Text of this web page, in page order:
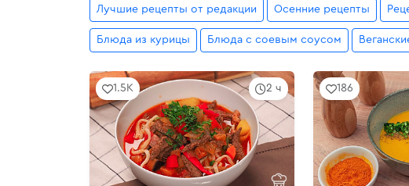
Лучшие рецепты от редакции Осенние рецепты
Блюда из курицы Блюда с соевым соусом
2 ч
1.5K 186